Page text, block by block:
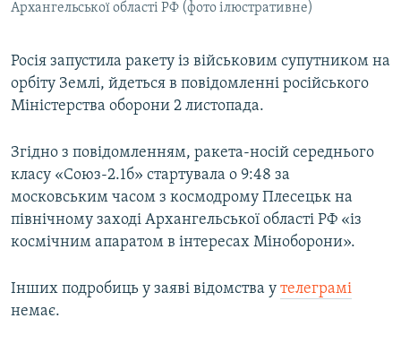
РУС
КТАТ
Усі сайти RFE/RL
Архангельської області РФ (фото ілюстративне)
Росія запустила ракету із військовим супутником на
орбіту Землі, йдеться в повідомленні російського
Міністерства оборони 2 листопада.
Згідно з повідомленням, ракета-носій середнього
класу «Союз-2.1б» стартувала о 9:48 за
московським часом з космодрому Плесецьк на
північному заході Архангельської області РФ «із
космічним апаратом в інтересах Міноборони».
Інших подробиць у заяві відомства у телеграмі
немає.